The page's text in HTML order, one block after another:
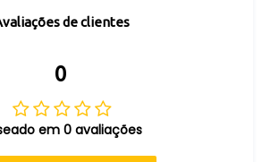
de clientes
0
em 0 avaliações